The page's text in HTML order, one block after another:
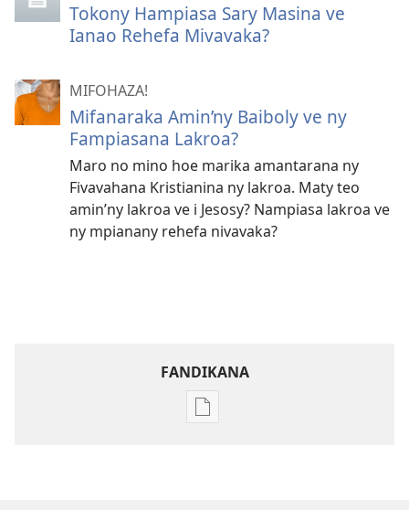
Tokony Hampiasa Sary Masina ve
Ianao Rehefa Mivavaka?
MIFOHAZA!
Mifanaraka Amin’ny Baiboly ve ny
Fampiasana Lakroa?
Maro no mino hoe marika amantarana ny
Fivavahana Kristianina ny lakroa. Maty teo
amin’ny lakroa ve i Jesosy? Nampiasa lakroa ve
ny mpianany rehefa nivavaka?
FANDIKANA
Fandikana